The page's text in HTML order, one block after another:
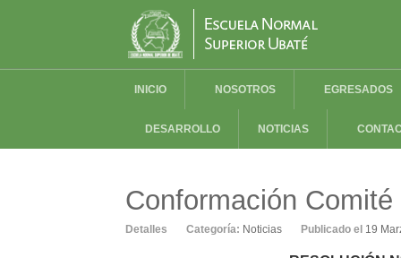
INICIO NOSOTROS EGRESADOS
DESARROLLO NOTICIAS
Conformación
Detalles Categoría: Noticias Publicado el 19